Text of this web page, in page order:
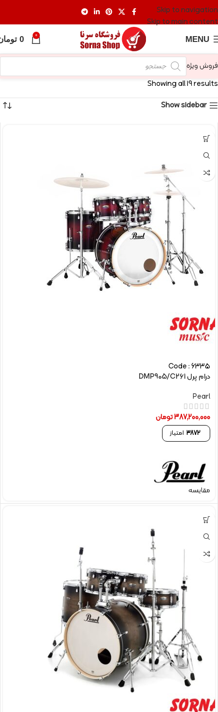
Skip to navigation
Skip to main content
MENU
0
0
فروش ویژه
Showing all 19 results
Show sidebar
Code : 6335
درام پرل DMP905/C261
Pearl
387,200,000تومان
3872 امتیاز
مقایسه